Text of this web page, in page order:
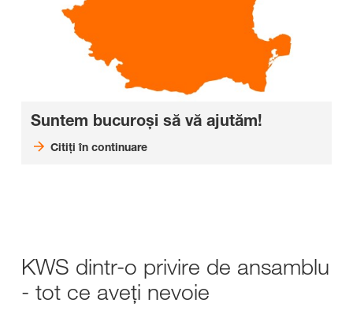
Suntem bucuroși să vă ajutăm!
Citiți în continuare
KWS dintr-o privire de ansamblu
- tot ce aveți nevoie